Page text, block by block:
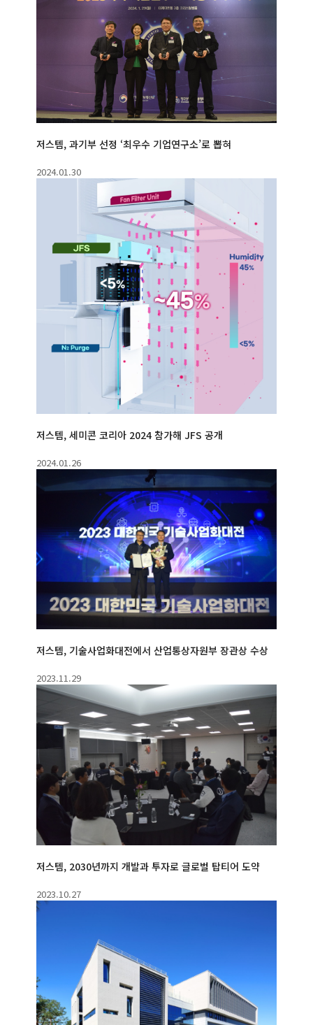
저스템, 과기부 선정 ‘최우수 기업연구소’로 뽑혀
2024.01.30
저스템, 세미콘 코리아 2024 참가해 JFS 공개
2024.01.26
저스템, 기술사업화대전에서 산업통상자원부 장관상 수상
2023.11.29
저스템, 2030년까지 개발과 투자로 글로벌 탑티어 도약
2023.10.27